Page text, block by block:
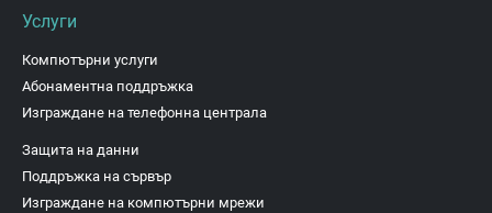
Услуги
Компютърни услуги
Абонаментна поддръжка
Изграждане на телефонна централа
Защита на данни
Поддръжка на сървър
Изграждане на компютърни мрежи